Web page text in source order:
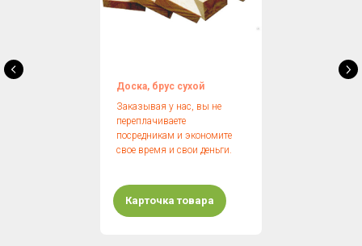
Доска, брус сухой
Заказывая у нас, вы не
переплачиваете
посредникам и экономите
свое время и свои деньги.
Карточка товара